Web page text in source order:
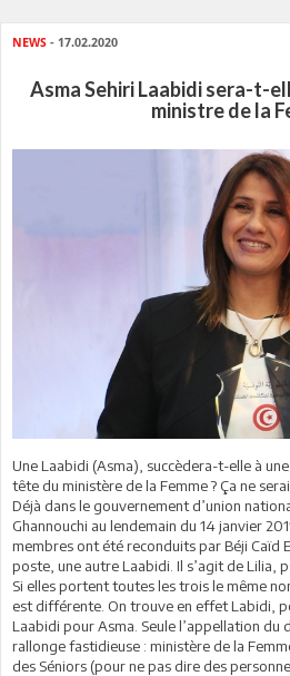
NEWS - 17.02.2020
Asma Sehiri Laabidi sera-t-
ministre de la
Une Laabidi (Asma), succèdera-t-elle à
tête du ministère de la Femme ? Ça ne
Déjà dans le gouvernement d’union
Ghannouchi au lendemain du 14 janvier
membres ont été reconduits par Béji Caïd
poste, une autre Laabidi. Il s’agit de Lilia,
Si elles portent toutes les trois le même
est différente. On trouve en effet Labidi,
Laabidi pour Asma. Seule l’appellation du
rallonge fastidieuse : ministère de la
des Séniors (pour ne pas dire des